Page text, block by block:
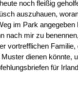
noch fleißig
auszuhauen,
im Park
nach mir zu
vortrefflichen Familie,
dienen könnte,
für